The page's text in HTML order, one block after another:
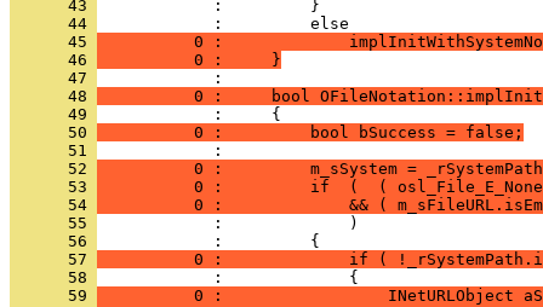
      43
      44
      45
0 :
      46
          0 :     }
      47
      48
0 :     bool
      49
      50
          0 :         bool bSuccess = false;
      51
      52
0 :         m_sSystem =
      53
0 :         if  (  (
      54
0 :             && (
      55
      56
      57
0 :             if (
      58
      59
0 :                 INetURLObject